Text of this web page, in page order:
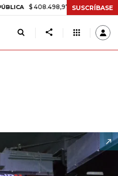
$ 408.498,97 +$ 8.753,81 +2,19%
SUSCRÍBASE